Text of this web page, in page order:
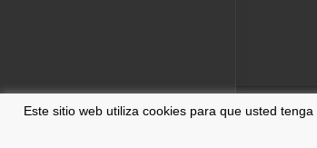
Este sitio web utiliza cookies para que usted